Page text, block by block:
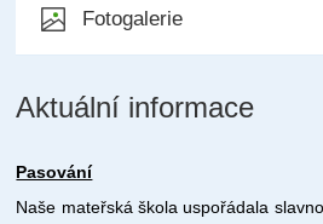
Fotogalerie
Aktuální informace
Pasování
Naše mateřská škola uspořádala